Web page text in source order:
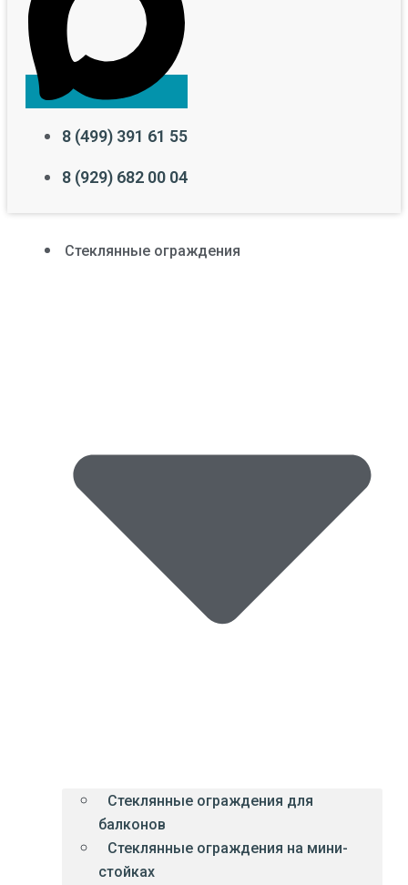
8 (499) 391 61 55
8 (929) 682 00 04
Стеклянные ограждения
Стеклянные ограждения для
балконов
Стеклянные ограждения на мини-
стойках